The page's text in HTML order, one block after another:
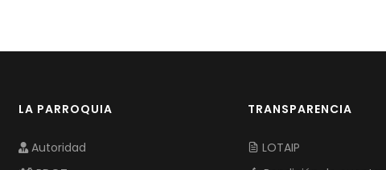
LA PARROQUIA
Autoridad
TRANSPARENCIA
LOTAIP